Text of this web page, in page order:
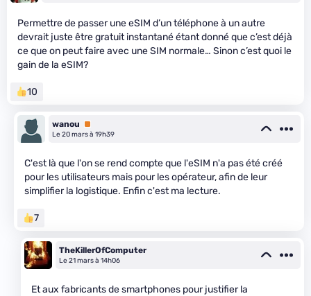
Permettre de passer une eSIM d’un téléphone à un autre
devrait juste être gratuit instantané étant donné que c’est déjà
ce que on peut faire avec une SIM normale… Sinon c’est quoi le
gain de la eSIM?
10
wanou
Premium
Le 20 mars à 19h39
C'est là que l'on se rend compte que l'eSIM n'a pas été créé
pour les utilisateurs mais pour les opérateur, afin de leur
simplifier la logistique. Enfin c'est ma lecture.
7
TheKillerOfComputer
Le 21 mars à 14h06
Et aux fabricants de smartphones pour justifier la